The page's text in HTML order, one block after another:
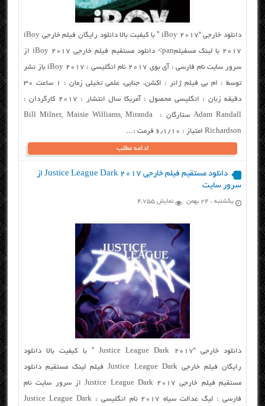
دانلود خارجی “iBoy 2017 ” با کیفیت بالا دانلود رایگان فیلم خارجی iBoy
2017 با لینک مسفیلمpan> دانلود مستقیم فیلم خارجی iBoy 2017 از
سرور سایت نام فارسی : آی بوی ۲۰۱۷ نام انگلیسی : iBoy 2017 باز نشر
توسط : ام بی فیلم ژانر : اکشن، جنایی، علمی تخیلی زمان : ۱ ساعت ۳۰
دقیقه زبان : انگلیسی محصول : آمریکا سال انتشار : ۲۰۱۷ کارگردان :
Adam Randall ستارگان : Bill Milner, Maisie Williams, Miranda
Richardson امتیاز : ۶٫۱/۱۰ فرمت :...
ادامه مطلب
دانلود مستقیم فیلم خارجی Justice League Dark 2017 از
سرور سایت
یکشنبه ، ۲۴ بهمن نمایش 4,755
دانلود خارجی “Justice League Dark 2017 ” با کیفیت بالا دانلود
رایگان فیلم خارجی Justice League Dark فیلم لینک مستقیم دانلود
مستقیم فیلم خارجی Justice League Dark 2017 از سرور سایت نام
فارسی : لیگ عدالت سیاه ۲۰۱۷ نام انگلیسی : Justice League Dark